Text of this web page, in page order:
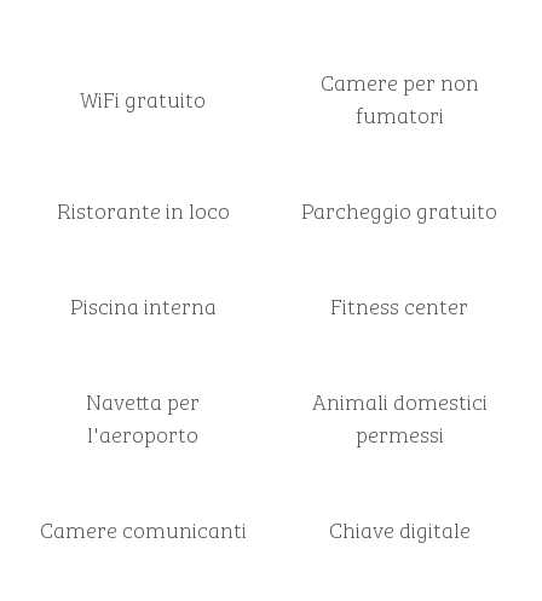
WiFi gratuito
Camere per non
fumatori
Ristorante in loco Parcheggio gratuito
Piscina interna Fitness center
Navetta per
l'aeroporto
Animali domestici
permessi
Camere comunicanti Chiave digitale